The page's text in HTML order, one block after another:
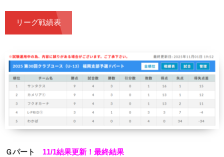
リーグ戦績表
Ｇパート 11/1結果更新！最終結果